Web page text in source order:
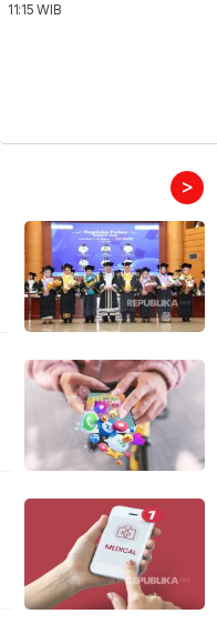
11:15 WIB
>